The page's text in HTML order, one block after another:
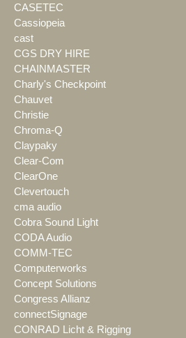
CASETEC
Cassiopeia
cast
CGS DRY HIRE
CHAINMASTER
Charly's Checkpoint
Chauvet
Christie
Chroma-Q
Claypaky
Clear-Com
ClearOne
Clevertouch
cma audio
Cobra Sound Light
CODA Audio
COMM-TEC
Computerworks
Concept Solutions
Congress Allianz
connectSignage
CONRAD Licht & Rigging